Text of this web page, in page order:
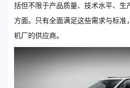
括但不限于产品质量、技术水平、生
方面。只有全面满足这些需求与标准
机厂的供应商。